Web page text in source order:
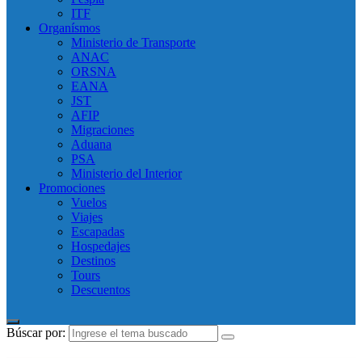
ITF
Organísmos
Ministerio de Transporte
ANAC
ORSNA
EANA
JST
AFIP
Migraciones
Aduana
PSA
Ministerio del Interior
Promociones
Vuelos
Viajes
Escapadas
Hospedajes
Destinos
Tours
Descuentos
Búscar por: